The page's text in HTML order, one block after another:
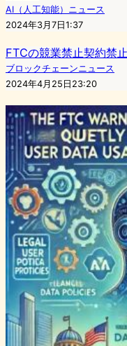
AI（人工知能）ニュース
2024年3月7日1:37
FTCの競業禁止契約禁
ブロックチェーンニュース
2024年4月25日23:20